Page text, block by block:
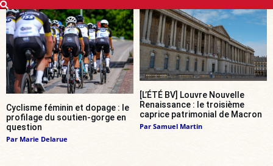
Cyclisme féminin et dopage : le
profilage du soutien-gorge en
question
Par Marie Delarue
[L’ÉTÉ BV] Louvre Nouvelle
Renaissance : le troisième
caprice patrimonial de Macron
Par Samuel Martin